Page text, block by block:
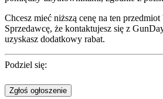
Chcesz mieć niższą cenę na ten
Sprzedawcę, że kontaktujesz się z
uzyskasz dodatkowy rabat.
Podziel się:
Zgłoś ogłoszenie